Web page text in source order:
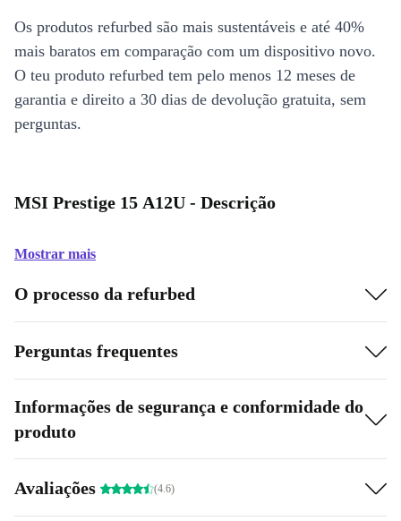
Os produtos refurbed são mais sustentáveis e até 40%
mais baratos em comparação com um dispositivo novo.
O teu produto refurbed tem pelo menos 12 meses de
garantia e direito a 30 dias de devolução gratuita, sem
perguntas.
MSI Prestige 15 A12U - Descrição
Mostrar mais
O processo da refurbed
Perguntas frequentes
Informações de segurança e conformidade do
produto
Avaliações (4.6)